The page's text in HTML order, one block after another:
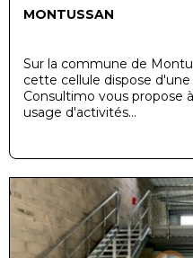
MONTUSSAN
Sur la commune de
cette cellule dispose
Consultimo vous propose
usage d'activités...